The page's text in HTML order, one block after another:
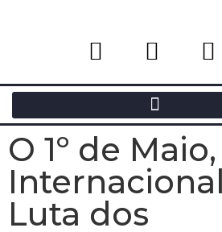
O 1º de
Luta dos